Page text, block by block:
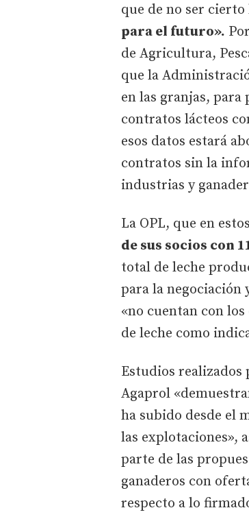
que de no ser
para el futuro».
de Agricultura,
que la
en las granjas,
contratos lácteos
esos datos estará
contratos sin la
industrias y
La OPL, que en
de sus socios con
total de leche
para la negociación
«no cuentan con
de leche como
Estudios
Agaprol
ha subido desde el
las explotaciones»,
parte de las
ganaderos con
respecto a lo